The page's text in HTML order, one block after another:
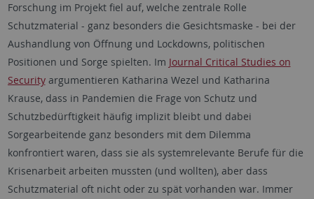
Forschung im Projekt fiel auf, welche zentrale Rolle
Schutzmaterial - ganz besonders die Gesichtsmaske - bei der
Aushandlung von Öffnung und Lockdowns, politischen
Positionen und Sorge spielten. Im Journal Critical Studies on
Securityargumentieren Katharina Wezel und Katharina
Krause, dass in Pandemien die Frage von Schutz und
Schutzbedürftigkeit häufig implizit bleibt und dabei
Sorgearbeitende ganz besonders mit dem Dilemma
konfrontiert waren, dass sie als systemrelevante Berufe für die
Krisenarbeit arbeiten mussten (und wollten), aber dass
Schutzmaterial oft nicht oder zu spät vorhanden war. Immer